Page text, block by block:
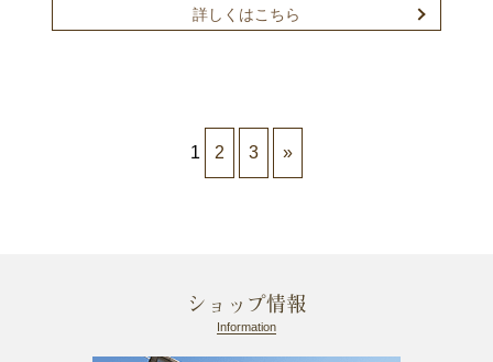
詳しくはこちら
1 2 3 »
ショップ情報
Information